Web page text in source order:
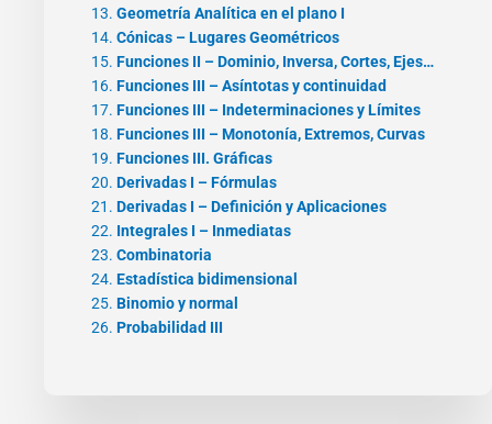
Geometría Analítica en el plano I
Cónicas – Lugares Geométricos
Funciones II – Dominio, Inversa, Cortes, Ejes…
Funciones III – Asíntotas y continuidad
Funciones III – Indeterminaciones y Límites
Funciones III – Monotonía, Extremos, Curvas
Funciones III. Gráficas
Derivadas I – Fórmulas
Derivadas I – Definición y Aplicaciones
Integrales I – Inmediatas
Combinatoria
Estadística bidimensional
Binomio y normal
Probabilidad III